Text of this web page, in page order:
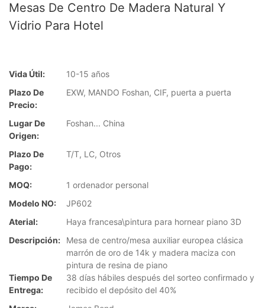
Mesas De Centro De Madera Natural Y
Vidrio Para Hotel
Vida Útil:
10-15 años
Plazo De
Precio:
EXW, MANDO Foshan, CIF, puerta a puerta
Lugar De
Origen:
Foshan... China
Plazo De
Pago:
T/T, LC, Otros
MOQ:
1 ordenador personal
Modelo NO:
JP602
Aterial:
Haya francesa\pintura para hornear piano 3D
Descripción:
Mesa de centro/mesa auxiliar europea clásica
marrón de oro de 14k y madera maciza con
pintura de resina de piano
Tiempo De
Entrega:
38 días hábiles después del sorteo confirmado y
recibido el depósito del 40%